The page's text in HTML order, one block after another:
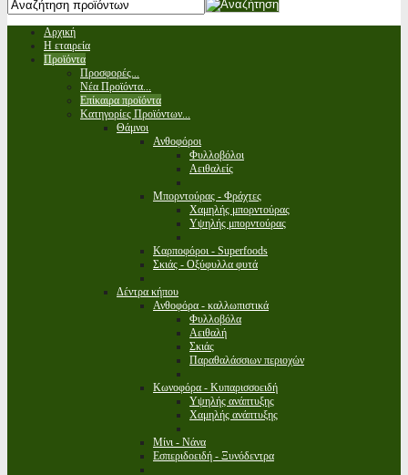
Αρχική
Η εταιρεία
Προϊόντα
Προσφορές...
Νέα Προϊόντα...
Επίκαιρα προϊόντα
Κατηγορίες Προϊόντων...
Θάμνοι
Ανθοφόροι
Φυλλοβόλοι
Αειθαλείς
Μπορντούρας - Φράχτες
Χαμηλής μπορντούρας
Υψηλής μπορντούρας
Καρποφόροι - Superfoods
Σκιάς - Οξύφυλλα φυτά
Δέντρα κήπου
Ανθοφόρα - καλλωπιστικά
Φυλλοβόλα
Αειθαλή
Σκιάς
Παραθαλάσσιων περιοχών
Κωνοφόρα - Κυπαρισσοειδή
Υψηλής ανάπτυξης
Χαμηλής ανάπτυξης
Μίνι - Νάνα
Εσπεριδοειδή - Ξυνόδεντρα